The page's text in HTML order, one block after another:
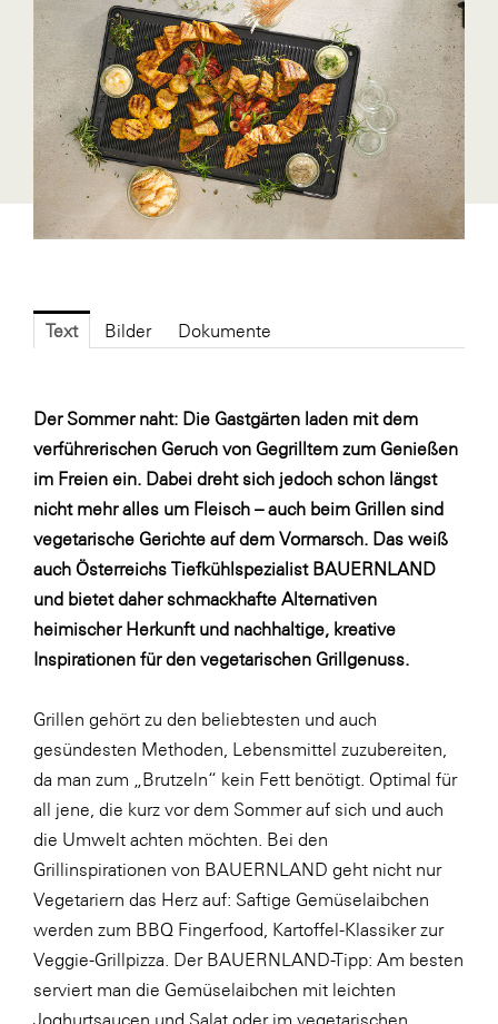
Blaguss
Bundesverband Sonnenschutztechnik
Cineplexx
Colmobil Austria
Controller Institut
Darbo
DOMOFERM
Essity
FG UBIT Salzburg
foodaffairs
Fressnapf
FRoSTA
FV Energierohstoff & Kraftstoff
Gardena
Gas Connect Austria
GBV - Verband gemeinnütziger
Bauvereinigungen
Getzner Werkstoffe
Heimat Österreich
ikp
Johnson & Johnson
JELD-WEN DANA
kosaplaner
LAT Nitrogen
Text Bilder Dokumente
Der Sommer naht: Die Gastgärten laden mit dem
verführerischen Geruch von Gegrilltem zum Genießen
im Freien ein. Dabei dreht sich jedoch schon längst
nicht mehr alles um Fleisch – auch beim Grillen sind
vegetarische Gerichte auf dem Vormarsch. Das weiß
auch Österreichs Tiefkühlspezialist BAUERNLAND
und bietet daher schmackhafte Alternativen
heimischer Herkunft und nachhaltige, kreative
Inspirationen für den vegetarischen Grillgenuss.
Grillen gehört zu den beliebtesten und auch
gesündesten Methoden, Lebensmittel zuzubereiten,
da man zum „Brutzeln“ kein Fett benötigt. Optimal für
all jene, die kurz vor dem Sommer auf sich und auch
die Umwelt achten möchten. Bei den
Grillinspirationen von BAUERNLAND geht nicht nur
Vegetariern das Herz auf: Saftige Gemüselaibchen
werden zum BBQ Fingerfood, Kartoffel-Klassiker zur
Veggie-Grillpizza. Der BAUERNLAND-Tipp: Am besten
serviert man die Gemüselaibchen mit leichten
Joghurtsaucen und Salat oder im vegetarischen